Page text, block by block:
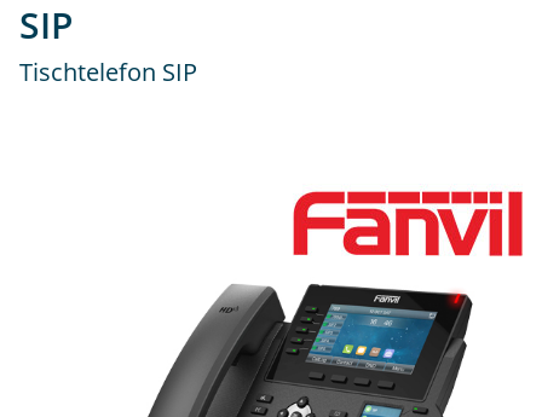
SIP
Tischtelefon SIP